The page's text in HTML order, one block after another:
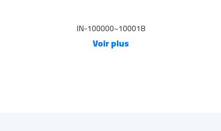
IN-100000~100018
Voir plus